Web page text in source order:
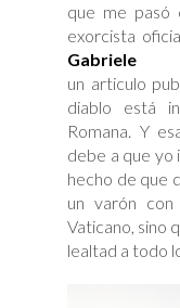
que me pasó
exorcista
Gabriele
un articulo
diablo está
Romana. Y
debe a que yo
hecho de que
un varón
Vaticano, sino
lealtad a todo